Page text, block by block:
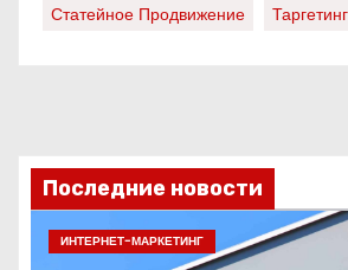
Статейное Продвижение
Таргетинг
Последние новости
ИНТЕРНЕТ-МАРКЕТИНГ